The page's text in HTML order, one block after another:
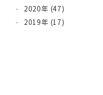
2020年 (47)
2019年 (17)